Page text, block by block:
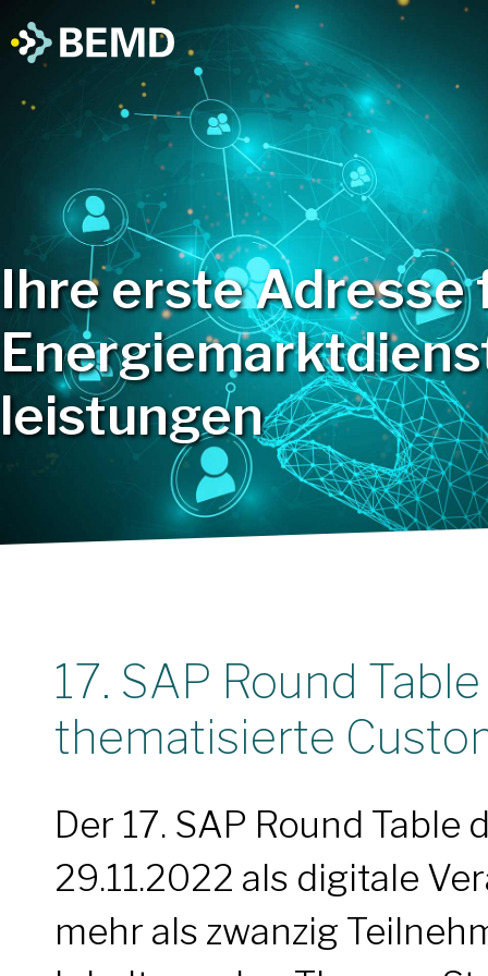
Ihre erste Adresse
leistun­­gen
17. SAP Round
thematisierte
Der 17. SAP Round Table
29.11.2022 als digitale
mehr als zwanzig